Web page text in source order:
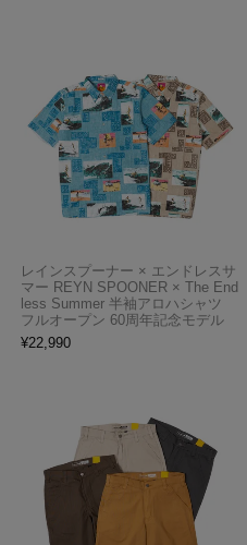
レインスプーナー × エンドレスサ
マー REYN SPOONER × The End
less Summer 半袖アロハシャツ
フルオープン 60周年記念モデル
¥22,990